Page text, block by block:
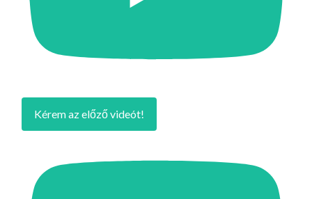
Kérem az előző videót!